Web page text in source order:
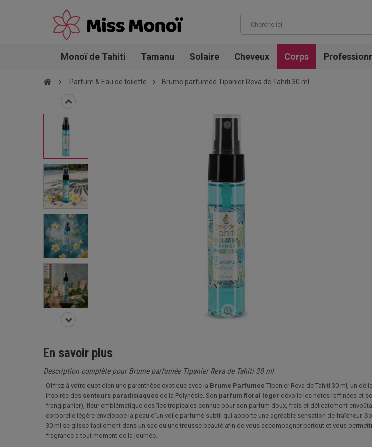
Monoï de Tahiti Tamanu Solaire Cheveux Corps
Parfum & Eau de toilette Brume parfumée Tipanier Reva de Tahiti 30 ml
En savoir plus
Description complète pour Brume parfumée Tipanier Reva de Tahiti 30 ml
Offrez à votre quotidien une parenthèse exotique avec la Brume Parfumée Tipanier Reva de Tahiti 30 ml, un
inspirée des senteurs paradisiaques de la Polynésie. Son parfum floral léger dévoile les notes raffinées et
frangipanier), fleur emblématique des îles tropicales connue pour son parfum doux, frais et délicatement
corporelle légère enveloppe la peau d’un voile parfumé subtil qui apporte une agréable sensation de fraîcheur.
30 ml se glisse facilement dans un sac ou une trousse beauté afin de vous accompagner partout et vous
fragrance à tout moment de la journée.